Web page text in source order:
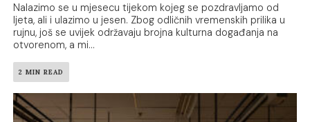
Nalazimo se u mjesecu tijekom kojeg se pozdravljamo od
ljeta, ali i ulazimo u jesen. Zbog odličnih vremenskih prilika u
rujnu, još se uvijek održavaju brojna kulturna događanja na
otvorenom, a mi...
2 MIN READ